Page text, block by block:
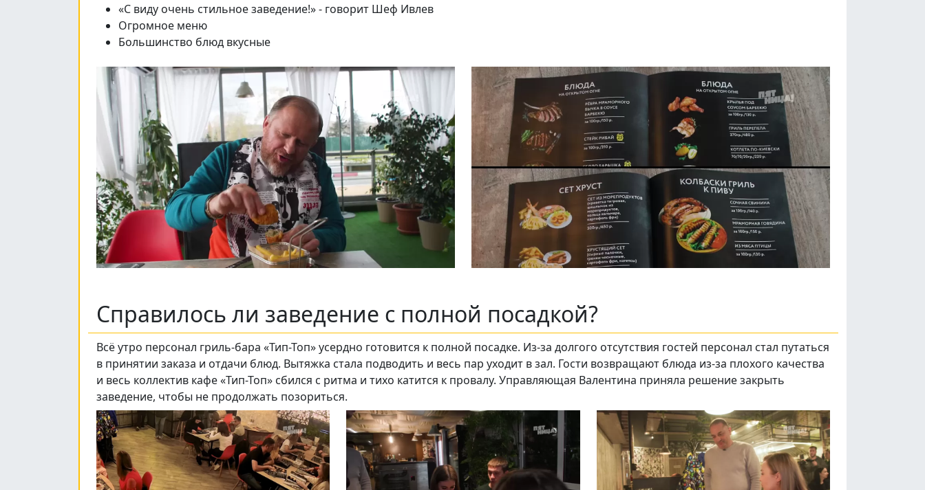
«С виду очень стильное заведение!» - говорит Шеф Ивлев
Огромное меню
Большинство блюд вкусные
Справилось ли заведение с полной посадкой?
Всё утро персонал гриль-бара «Тип-Топ» усердно готовится к полной посадке. Из-за долгого отсутствия гостей персонал стал путаться
в принятии заказа и отдачи блюд. Вытяжка стала подводить и весь пар уходит в зал. Гости возвращают блюда из-за плохого качества
и весь коллектив кафе «Тип-Топ» сбился с ритма и тихо катится к провалу. Управляющая Валентина приняла решение закрыть
заведение, чтобы не продолжать позориться.